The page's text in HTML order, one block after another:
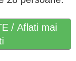
/ Aflati mai